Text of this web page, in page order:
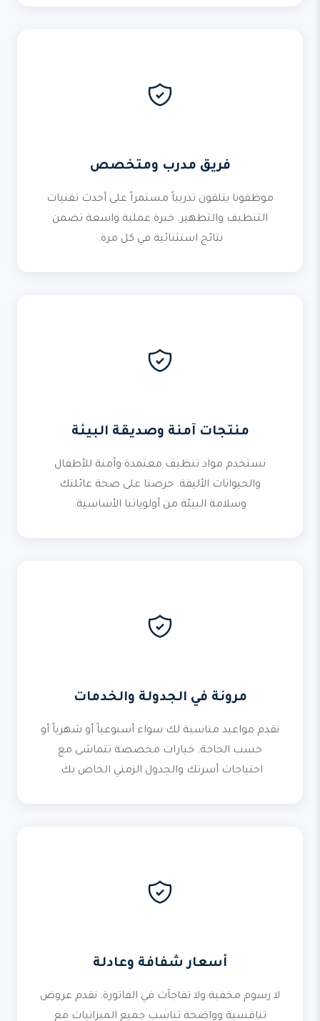
فريق مدرب ومتخصص
موظفونا يتلقون تدريباً مستمراً على أحدث تقنيات
التنظيف والتطهير. خبرة عملية واسعة تضمن
نتائج استثنائية في كل مرة.
منتجات آمنة وصديقة البيئة
نستخدم مواد تنظيف معتمدة وآمنة للأطفال
والحيوانات الأليفة. حرصنا على صحة عائلتك
وسلامة البيئة من أولوياتنا الأساسية.
مرونة في الجدولة والخدمات
نقدم مواعيد مناسبة لك سواء أسبوعياً أو شهرياً أو
حسب الحاجة. خيارات مخصصة تتماشى مع
احتياجات أسرتك والجدول الزمني الخاص بك.
أسعار شفافة وعادلة
لا رسوم مخفية ولا تفاجآت في الفاتورة. نقدم عروض
تنافسية وواضحة تناسب جميع الميزانيات مع